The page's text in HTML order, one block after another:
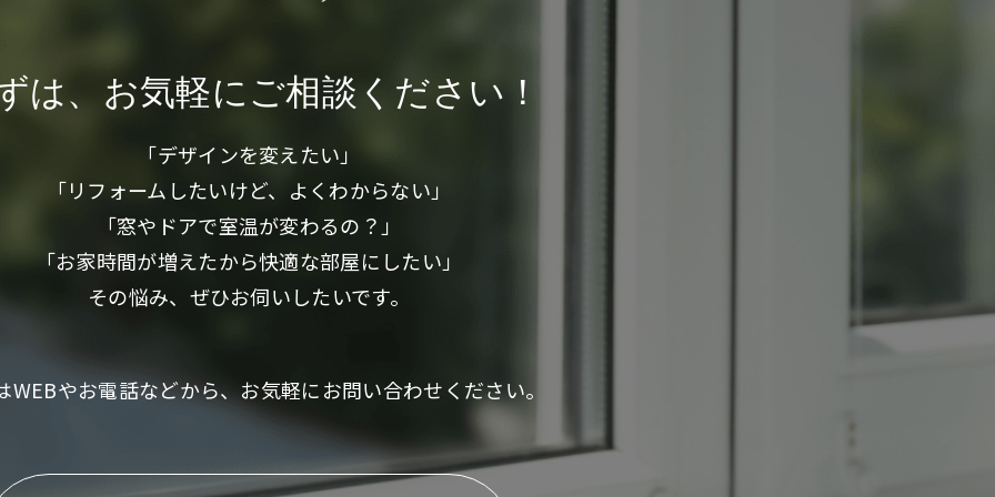
は、お気軽にご相談ください！
「デザインを変えたい」
「リフォームしたいけど、よくわからない」
「窓やドアで室温が変わるの？」
「お家時間が増えたから快適な部屋にしたい」
その悩み、ぜひお伺いしたいです。
WEBやお電話などから、お気軽にお問い合わせください。